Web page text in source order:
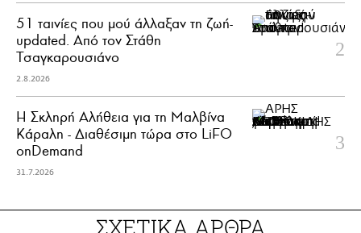
51 ταινίες που μού άλλαξαν τη ζωή-
updated. Aπό τον Στάθη
Τσαγκαρουσιάνο
2.8.2026
Η Σκληρή Αλήθεια για τη Μαλβίνα
Κάραλη - Διαθέσιμη τώρα στo LiFO
onDemand
31.7.2026
ΣΧΕΤΙΚΑ ΑΡΘΡΑ